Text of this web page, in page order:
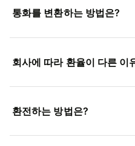
통화를 변환하는 방법은?
회사에 따라 환율이 다른 이
환전하는 방법은?